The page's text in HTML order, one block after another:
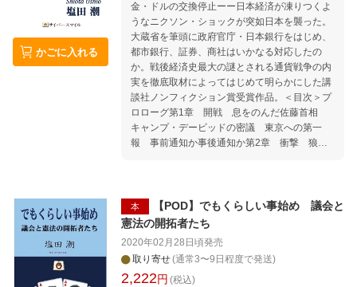
章 「維新」発足前夜 第2章 地域政党の旗揚
げ 第3章 「大阪都構想」誕生と国政進出 第4
章 橋下退場 第5章 「冬の時代」の迷走 第6
章 万博誘致の舞台裏 第7章 都構想敗戦 第8
章 インタビュー 松井一郎 ── 「伝統的な保守
と改革保守による二大政党政治を」 吉村洋文 ─
─ 「多極分散の成長型の国家を目指す。それが
日本の将来像」 馬場伸幸 ── 「統治機構の改革
は、あきらめない」 浅田均 ── 「ベンチャー型
の政党という新しい維新モデルを」 おわりに
かごに入れる
金・ドルの交換停止ーー日本経済が凍りつくよ
うなニクソン・ショックが突如日本を襲った。
大蔵省を筆頭に政府官庁・日本銀行をはじめ、
都市銀行、証券、商社はいかなる対応したの
か。戦後経済史最大の謎とされる通貨戦争の内
実を徹底取材によってはじめて明らかにした講
談社ノンフィクション賞受賞作品。＜目次＞プ
ロローグ第1章 開戦 息をのんだ佐藤首相
キャンプ・デービッドの密議 東京への第一
報 事前通知か事後通知か第2章 衝撃 狼が
卓会議第3章 裁断 市場閉鎖説 最高作戦会
議 「野中の一本杉」のなぞ 平価は陛下な
アキレス腱第4章 攻防 緊急経済閣僚協議
会 大蔵省首脳リーク事件 リーズ・アンド・
ラグズ 嵐に揺れる産業界 沖縄の苦闘第5
本
【POD】でもくらしい事始め 議会と
憲法の開拓者たち
2020年02月28日頃発売
取り寄せ(通常3〜9日程度で発送)
2,222円 (税込)